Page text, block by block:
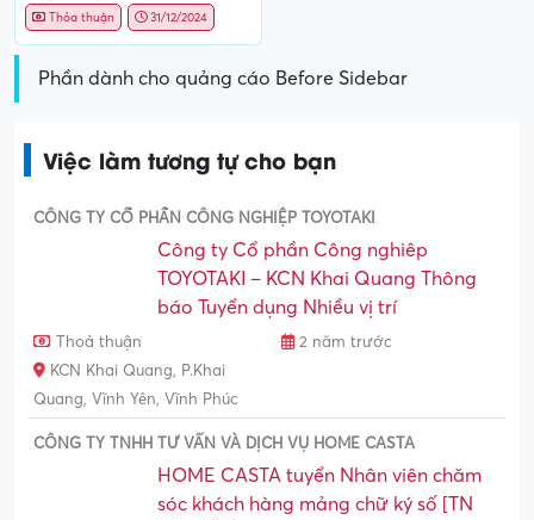
Thỏa thuận 31/12/2024
Phần dành cho quảng cáo Before Sidebar
Việc làm tương tự cho bạn
CÔNG TY CỔ PHẦN CÔNG NGHIỆP TOYOTAKI
Công ty Cổ phần Công nghiêp
TOYOTAKI – KCN Khai Quang Thông
báo Tuyển dụng Nhiều vị trí
Thoả thuận
2 năm trước
KCN Khai Quang, P.Khai
Quang, Vĩnh Yên, Vĩnh Phúc
CÔNG TY TNHH TƯ VẤN VÀ DỊCH VỤ HOME CASTA
HOME CASTA tuyển Nhân viên chăm
sóc khách hàng mảng chữ ký số [TN